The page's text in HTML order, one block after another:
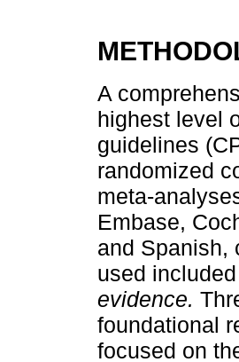
A
highest level
guidelines
randomized
meta-
Embase,
and Spanish,
used included
evidence.
foundational
focused on